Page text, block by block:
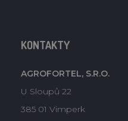
KONTAKTY
AGROFORTEL, S.R.O.
U Sloupů 22
385 01 Vimperk